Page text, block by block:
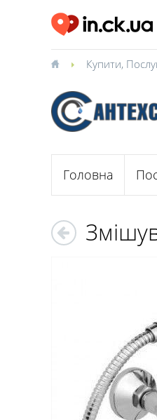
Купити,
Головна